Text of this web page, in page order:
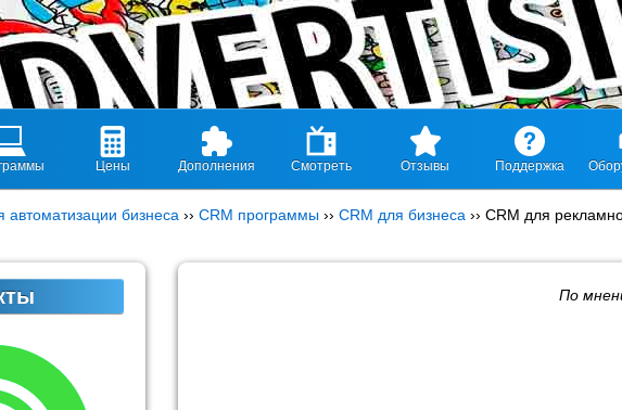
Цены Дополнения Смотреть Отзывы Поддержка
бизнеса ›› CRM программы ›› CRM для бизнеса ›› CRM для
По